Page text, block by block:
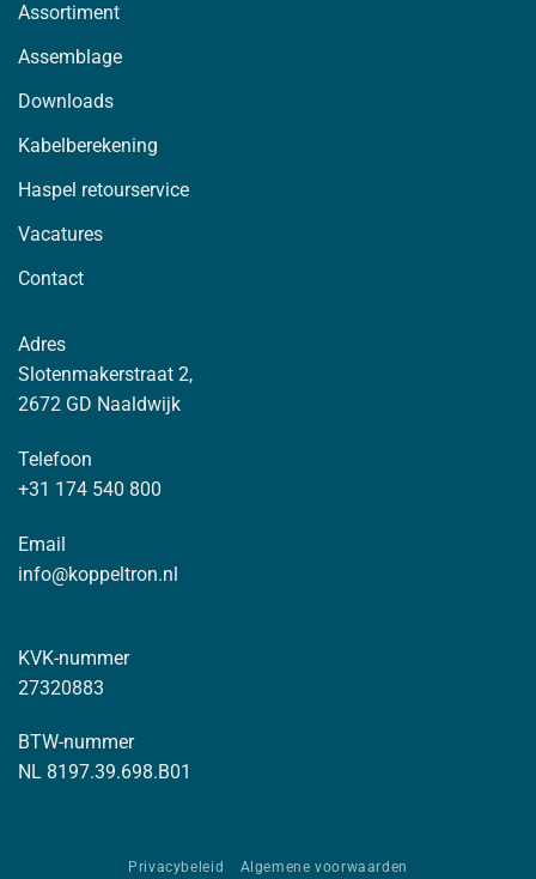
Assortiment
Assemblage
Downloads
Kabelberekening
Haspel retourservice
Vacatures
Contact
Adres
Slotenmakerstraat 2,
2672 GD Naaldwijk
Telefoon
+31 174 540 800
Email
info@koppeltron.nl
KVK-nummer
27320883
BTW-nummer
NL 8197.39.698.B01
Privacybeleid Algemene voorwaarden